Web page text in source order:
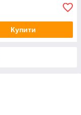
Купити